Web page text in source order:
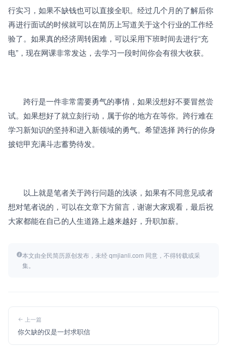
行实习，如果不缺钱也可以直接全职。经过几个月的了解后你
再进行面试的时候就可以在简历上写道关于这个行业的工作经
验了。如果真的经济周转困难，可以采用下班时间去进行“充
电”，现在网课非常发达，去学习一段时间你会有很大收获。
跨行是一件非常需要勇气的事情，如果没想好不要冒然尝
试。如果想好了就立刻行动，属于你的地方在等你。跨行难在
学习新知识的坚持和进入新领域的勇气。希望选择 跨行的你身
披铠甲充满斗志蓄势待发。
以上就是笔者关于跨行问题的浅谈，如果有不同意见或者
想对笔者说的，可以在文章下方留言，谢谢大家观看，最后祝
大家都能在自己的人生道路上越来越好，升职加薪。
本文由全民简历原创发布，未经 qmjianli.com 同意，不得转载或采
集。
上一篇
你欠缺的仅是一封求职信